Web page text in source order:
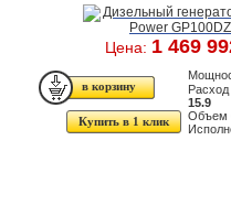
Цена: 1 469
Купить в 1 клик
Расход
15.9
Объем